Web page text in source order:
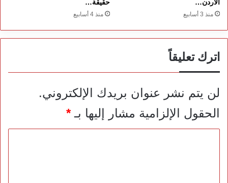
الأردن…
منذ 3 أسابيع
حقيقة…
منذ 4 أسابيع
اترك تعليقاً
لن يتم نشر عنوان بريدك الإلكتروني.
الحقول الإلزامية مشار إليها بـ*